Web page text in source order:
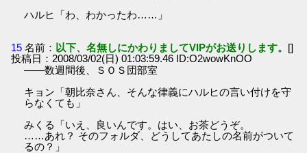
ハルヒ「わ、わかったわ……」
15 名前： 以下、名無しにかわりましてVIPがお送りします。 []
投稿日：2008/03/02(日) 01:03:59.46 ID:O2wowKnOO
――数週間後、ＳＯＳ団部室
キョン「朝比奈さん、そんな律義にハルヒの言い付けを守
らなくても」
みくる「いえ、良いんです。はい、お茶どうぞ。
……あれ？ そのフォルダ、どうしてあたしの名前がついて
るの？」